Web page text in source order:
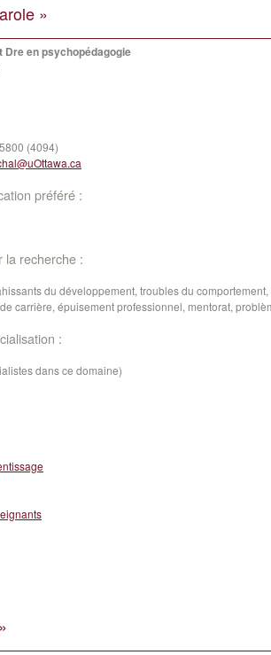
»
Dre en psychopédagogie
(4094)
préféré :
la recherche :
du développement, troubles du
carrière, épuisement professionnel, mentorat,
:
dans ce domaine)